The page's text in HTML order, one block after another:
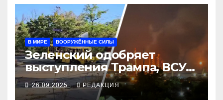
В МИРЕ ВООРУЖЁННЫЕ СИЛЫ
Зеленский одобряет
выступления Трампа, ВСУ
закрыли Добропольский
рубеж
26.09.2025 РЕДАКЦИЯ